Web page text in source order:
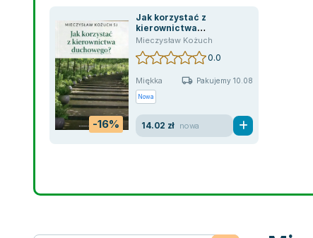
-16%
Jak korzystać z
kierownictwa
duchowego?
Mieczysław Kożuch
0.0
Miękka Pakujemy 10.08
Nowa
14.02 zł nowa